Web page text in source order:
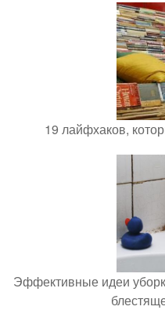
19 лайфхаков,
Эффективные идеи